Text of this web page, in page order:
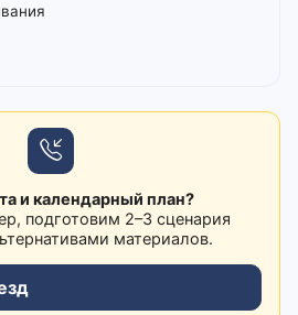
и календарный план?
подготовим 2–3 сценария
материалов.